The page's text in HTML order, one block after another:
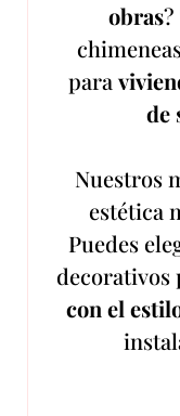
obras
para
de
Nuestros
estética
Puedes
decorativos
con el